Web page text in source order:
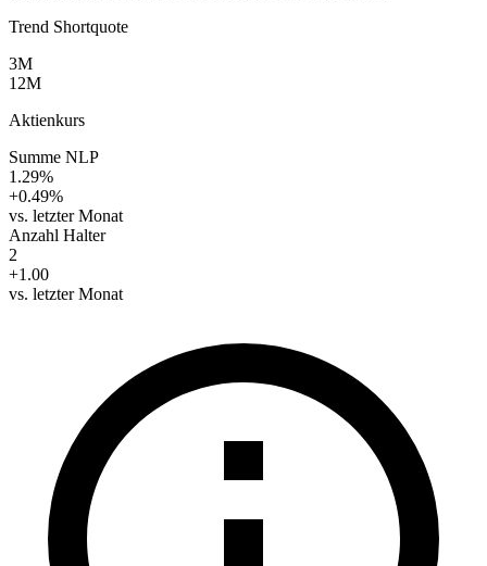
Trend Shortquote
3M
12M
Aktienkurs
Summe NLP
1.29%
+0.49%
vs. letzter Monat
Anzahl Halter
2
+1.00
vs. letzter Monat